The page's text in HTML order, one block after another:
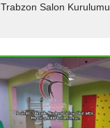
Detaylar
Trabzon Salon Kurulumu